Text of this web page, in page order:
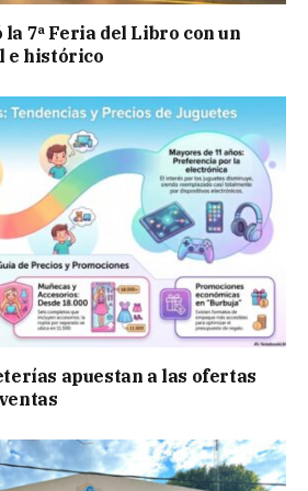
7ª Feria del Libro con un
e histórico
apuestan a las ofertas